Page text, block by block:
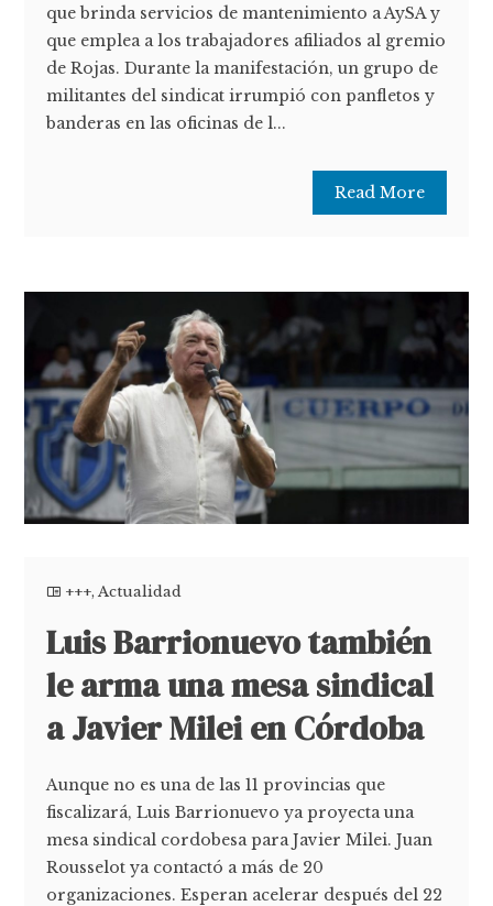
que brinda servicios de mantenimiento a AySA y
que emplea a los trabajadores afiliados al gremio
de Rojas. Durante la manifestación, un grupo de
militantes del sindicat irrumpió con panfletos y
banderas en las oficinas de l...
Read More
+++,Actualidad
Luis Barrionuevo también
le arma una mesa sindical
a Javier Milei en Córdoba
Aunque no es una de las 11 provincias que
fiscalizará, Luis Barrionuevo ya proyecta una
mesa sindical cordobesa para Javier Milei. Juan
Rousselot ya contactó a más de 20
organizaciones. Esperan acelerar después del 22